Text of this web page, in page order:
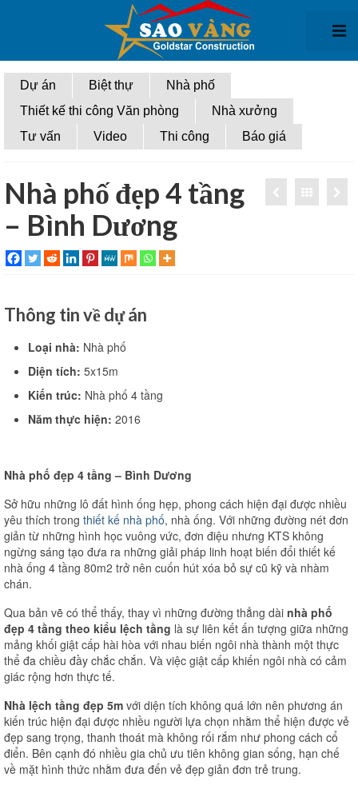
Giới thiệu
Thiết kế kiến trúc
Thiết kế biệt thự
Thiết kế nhà phố
Thiết kế văn phòng
Thiết kế nhà xưởng
Thi Công biệt thự
Thi công nhà phố
Thi công văn phòng
Thi công nhà xưởng
Báo giá xây dựng
Thiết kế
Xây dựng phần thô
Thi công xây dựng hoàn thiện
Thi công xây dựng nhà trọ
Kinh nghiệm làm nhà
Liên hệ
Dự án Biệt thự
Nhà phố
Thiết kế thi công Văn phòng
Nhà xưởng
Tư vấn
Video Thi công Báo giá
Nhà phố đẹp 4 tầng
– Bình Dương
Thông tin về dự án
Loại nhà: Nhà phố
Diện tích: 5x15m
Kiến trúc: Nhà phố 4 tầng
Năm thực hiện: 2016
Nhà phố đẹp 4 tầng – Bình Dương
Sở hữu những lô đất hình ống hẹp, phong cách hiện đại được nhiều
yêu thích trong thiết kế nhà phố, nhà ống. Với những đường nét đơn
giản từ những hình học vuông vức, đơn điệu nhưng KTS không
ngừng sáng tạo đưa ra những giải pháp linh hoạt biến đổi thiết kế
nhà ống 4 tầng 80m2 trở nên cuốn hút xóa bỏ sự cũ kỹ và nhàm
chán.
Qua bản vẽ có thể thấy, thay vì những đường thẳng dài nhà phố
đẹp 4 tầng theo kiểu lệch tầng là sự liên kết ấn tượng giữa những
mảng khối giật cấp hài hòa với nhau biến ngôi nhà thành một thực
thể đa chiều đầy chắc chắn. Và việc giật cấp khiến ngôi nhà có cảm
giác rộng hơn thực tế.
Nhà lệch tầng đẹp 5m với diện tích không quá lớn nên phương án
kiến trúc hiện đại được nhiều người lựa chọn nhằm thể hiện được vẻ
đẹp sang trọng, thanh thoát mà không rối rắm như phong cách cổ
điển. Bên cạnh đó nhiều gia chủ ưu tiên không gian sống, hạn chế
về mặt hình thức nhằm đưa đến vẻ đẹp giản đơn trẻ trung.